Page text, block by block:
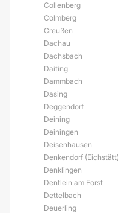
Collenberg
Colmberg
Creußen
Dachau
Dachsbach
Daiting
Dammbach
Dasing
Deggendorf
Deining
Deiningen
Deisenhausen
Denkendorf (Eichstätt)
Denklingen
Dentlein am Forst
Dettelbach
Deuerling